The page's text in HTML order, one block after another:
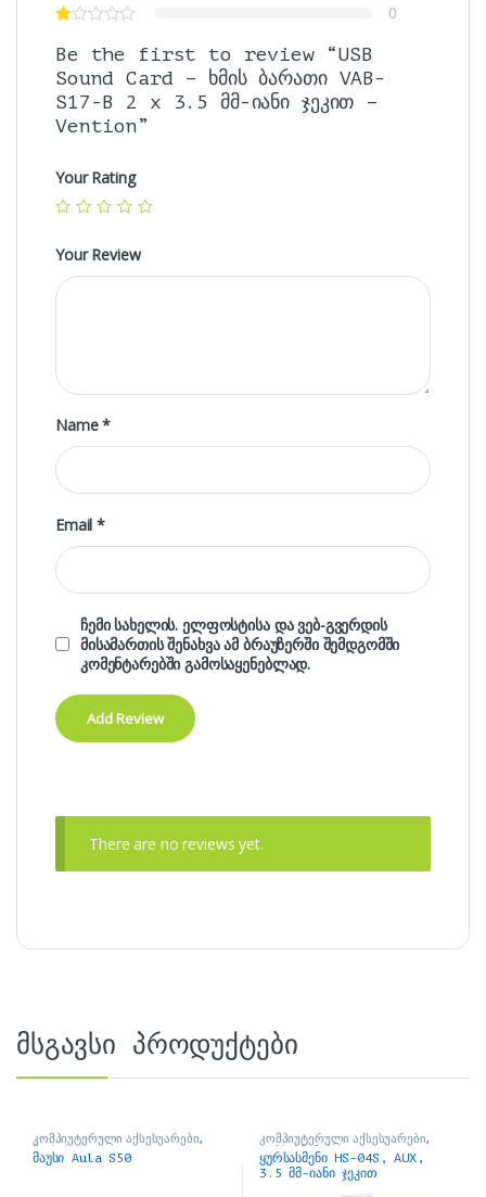
0
Be the first to review “USB
Sound Card – ხმის ბარათი VAB-
S17-B 2 x 3.5 მმ-იანი ჯეკით –
Vention”
Your Rating
Your Review
Name*
Email*
ჩემი სახელის. ელფოსტისა და ვებ-გვერდის
მისამართის შენახვა ამ ბრაუზერში შემდგომში
კომენტარებში გამოსაყენებლად.
There are no reviews yet.
მსგავსი პროდუქტები
კომპიუტერული აქსესუარები,
მაუსები
მაუსი Aula S50
კომპიუტერული აქსესუარები,
ყურსასმენები
ყურსასმენი HS-04S, AUX,
3.5 მმ-იანი ჯეკით